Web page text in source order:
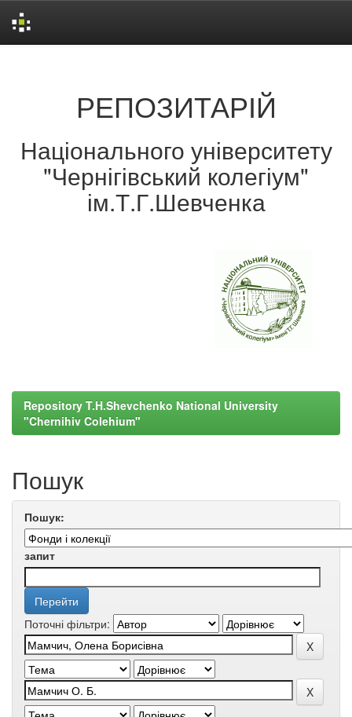
РЕПОЗИТАРІЙ
Національного університету
"Чернігівський колегіум"
ім.Т.Г.Шевченка
Repository T.H.Shevchenko National University
"Chernihiv Colehium"
Пошук
Пошук:
запит
Поточні фільтри: